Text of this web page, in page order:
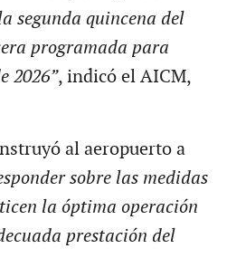
segunda quincena del
programada para
2026”, indicó el AICM,
al aeropuerto a
sobre las medidas
la óptima operación
prestación del